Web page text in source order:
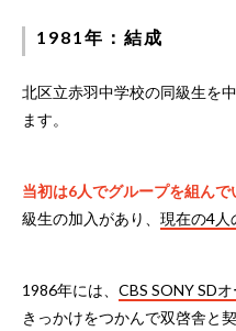
1981年：結成
北区立赤羽中学校の同級生を
ます。
当初は6人でグループを組んで
級生の加入があり、 現在の4人
1986年には、 CBS SONY SD
きっかけをつかんで双啓舎と